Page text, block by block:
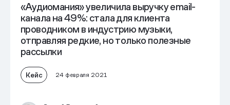
«Аудиомания» увеличила выручку email-
канала на 49%: стала для клиента
проводником в индустрию музыки,
отправляя редкие, но только полезные
рассылки
Кейс 24 февраля 2021